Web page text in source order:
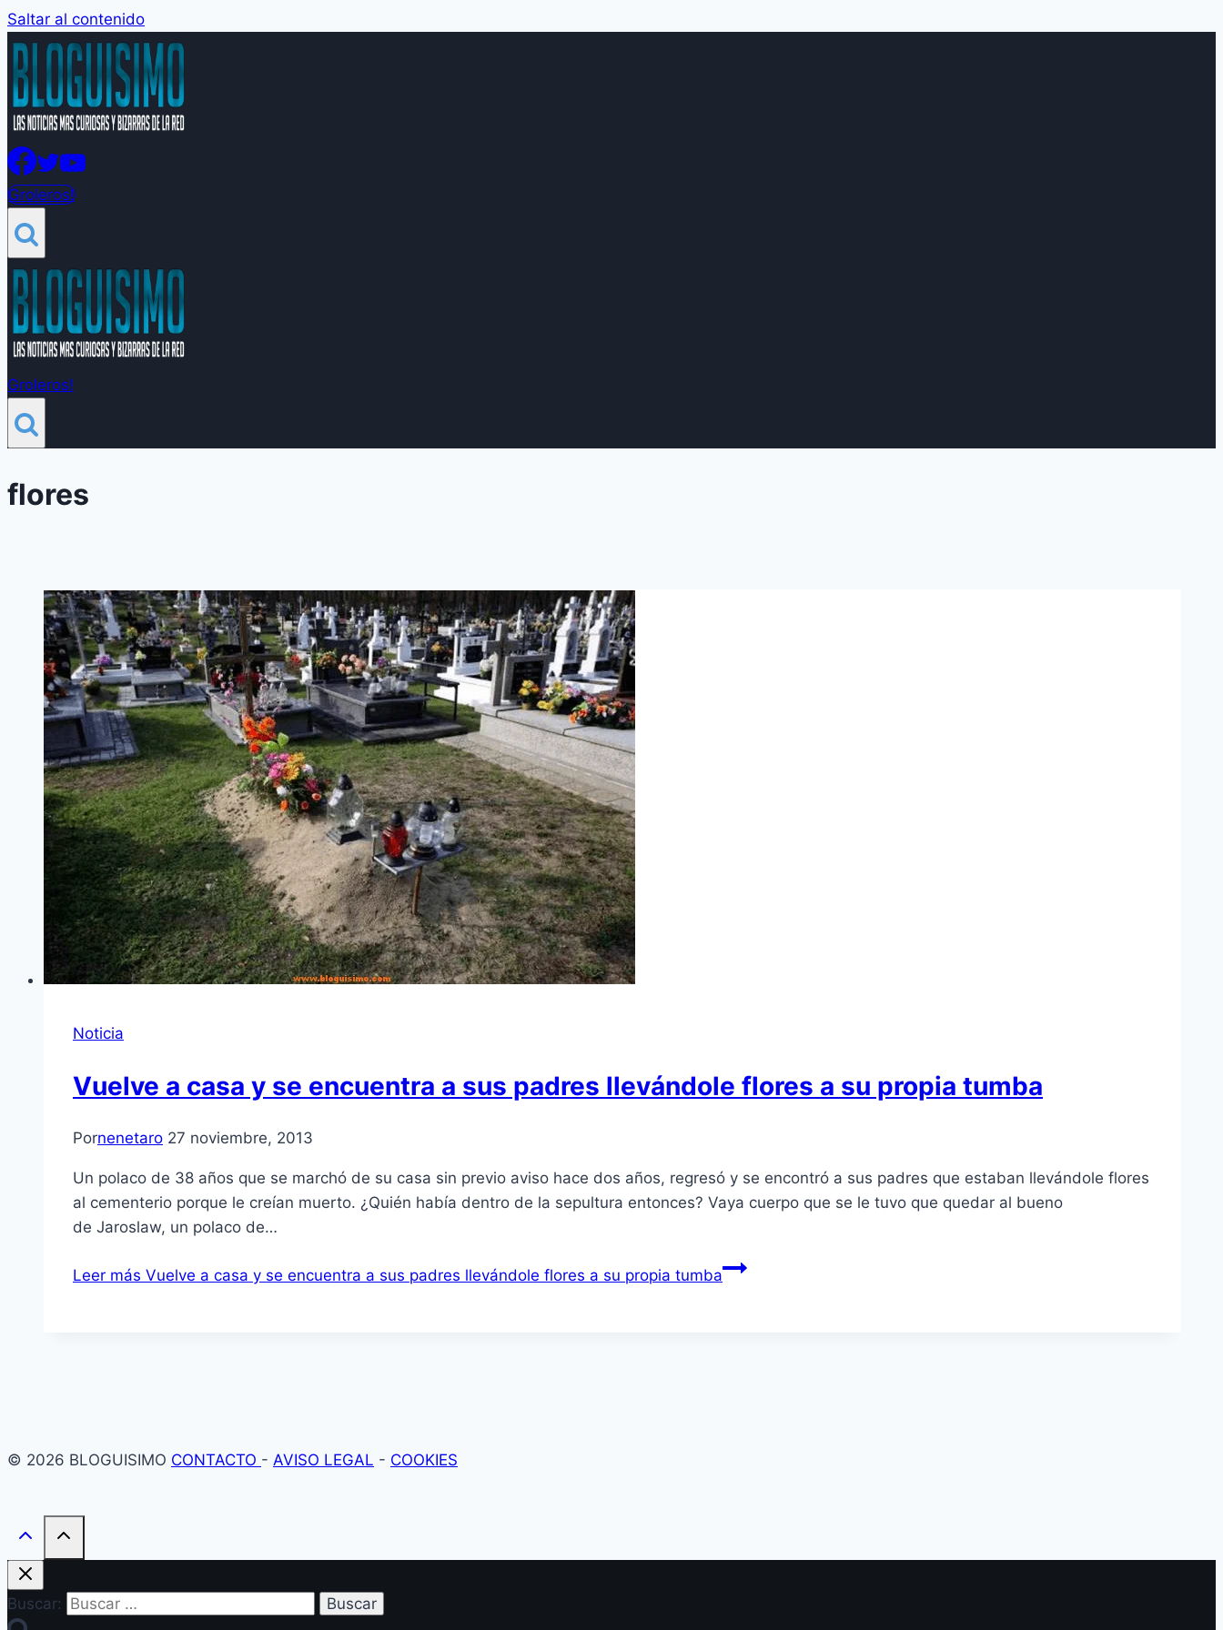
Saltar al contenido
Groleros!
Groleros!
flores
Noticia
Vuelve a casa y se encuentra a sus padres llevándole flores a su propia tumba
Pornenetaro 27 noviembre, 2013
Un polaco de 38 años que se marchó de su casa sin previo aviso hace dos años, regresó y se encontró a sus padres que estaban llevándole flores
al cementerio porque le creían muerto. ¿Quién había dentro de la sepultura entonces? Vaya cuerpo que se le tuvo que quedar al bueno
de Jaroslaw, un polaco de…
Leer más Vuelve a casa y se encuentra a sus padres llevándole flores a su propia tumba
© 2026 BLOGUISIMO CONTACTO - AVISO LEGAL - COOKIES
Buscar: